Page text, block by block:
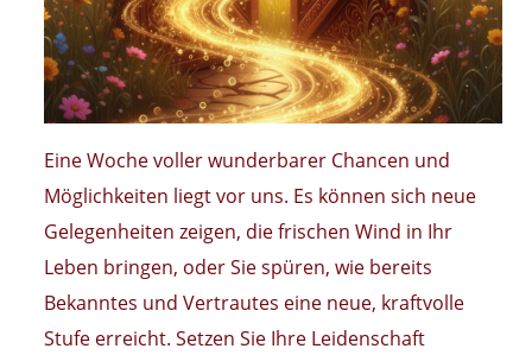
Eine Woche voller wunderbarer Chancen und
Möglichkeiten liegt vor uns. Es können sich neue
Gelegenheiten zeigen, die frischen Wind in Ihr
Leben bringen, oder Sie spüren, wie bereits
Bekanntes und Vertrautes eine neue, kraftvolle
Stufe erreicht. Setzen Sie Ihre Leidenschaft